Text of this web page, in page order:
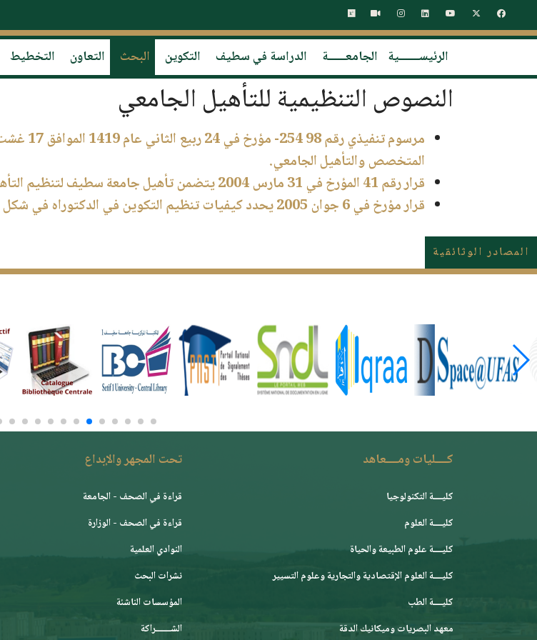
الرئيســـــــية الجامعــــــة الدراسة في سطيف التكوين البحث التعاون التخطيط
النصوص التنظيمية للتأهيل الجامعي
المتخصص والتأهيل الجامعي.
قرار رقم 41 المؤرخ في 31 مارس 2004 يتضمن تأهيل جامعة سطيف لتنظيم التأهيل الجامعي ومنحه.
قرار مؤرخ في 6 جوان 2005 يحدد كيفيات تنظيم التكوين في الدكتوراه في شكل مدرسة الدكتوراه.
المصادر الوثائقية
كــــليات ومــــعاهد
كليــــة التكنولوجيا
كليــــة العلوم
كليــــة علوم الطبيعة والحياة
كليــــة العلوم الإقتصادية والتجارية وعلوم التسيير
كليــــة الطب
معهد البصريات وميكانيك الدقة
تحت المجهر والإبداع
قراءة في الصحف - الجامعة
قراءة في الصحف - الوزارة
النوادي العلمية
نشرات البحث
المؤسسات الناشئة
الشـــــــراكة